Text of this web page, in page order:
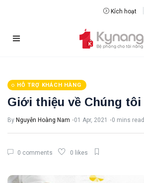
Kích hoạt
HỖ TRỢ KHÁCH HÀNG
Giới thiệu về Chúng tôi
By Nguyễn Hoàng Nam 01 Apr, 2021 0 mins read
0 comments 0 likes